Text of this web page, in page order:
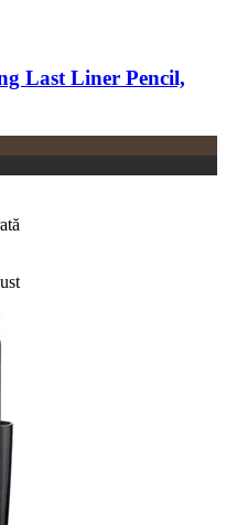
Last Liner Pencil,